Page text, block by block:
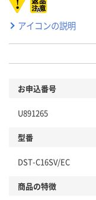
アイコンの説明
お申込番号
U891265
型番
DST-C16SV/EC
商品の特徴